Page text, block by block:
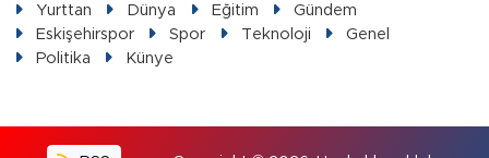
Yurttan Dünya Eğitim
Gündem
Eskişehirspor
Spor Teknoloji
Genel
Politika
Künye